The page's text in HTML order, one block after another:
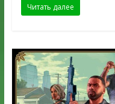
Читать далее